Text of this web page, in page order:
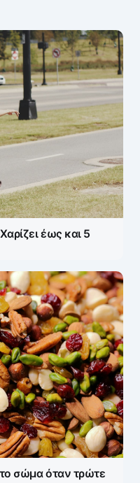
έως και 5
σώμα όταν τρώτε